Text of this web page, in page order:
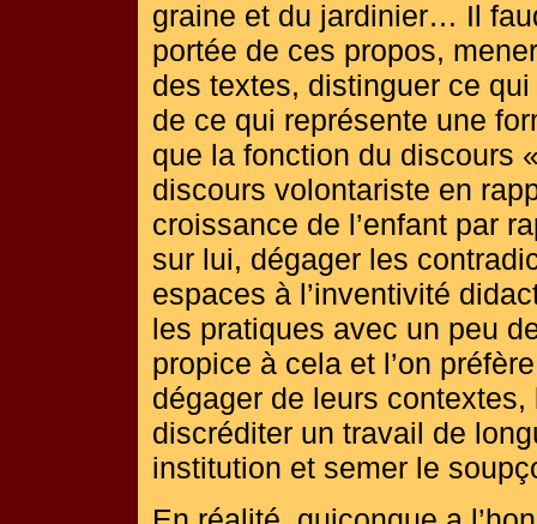
graine et du jardinier… Il
portée de ces propos,
des textes, distinguer ce
de ce qui représente une
que la fonction du discours
discours volontariste en
croissance de l’enfant par
sur lui, dégager les
espaces à l’inventivité
les pratiques avec un peu
propice à cela et l’on
dégager de leurs
discréditer un travail de
institution et semer le